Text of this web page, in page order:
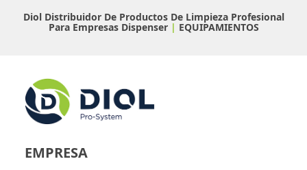
Diol Distribuidor De Productos De Limpieza Profesional
Para Empresas Dispenser| EQUIPAMIENTOS
EMPRESA